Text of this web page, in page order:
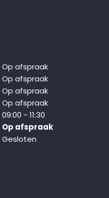
Op afspraak
Op afspraak
Op afspraak
Op afspraak
09:00 - 11:30
Op afspraak
Gesloten